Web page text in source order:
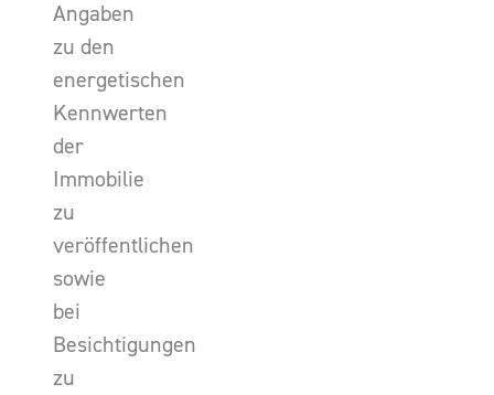
Angaben
zu den
energetischen
Kennwerten
der
Immobilie
zu
veröffentlichen
sowie
bei
Besichtigungen
zu